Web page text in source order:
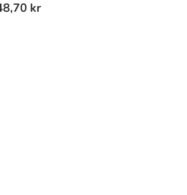
kr